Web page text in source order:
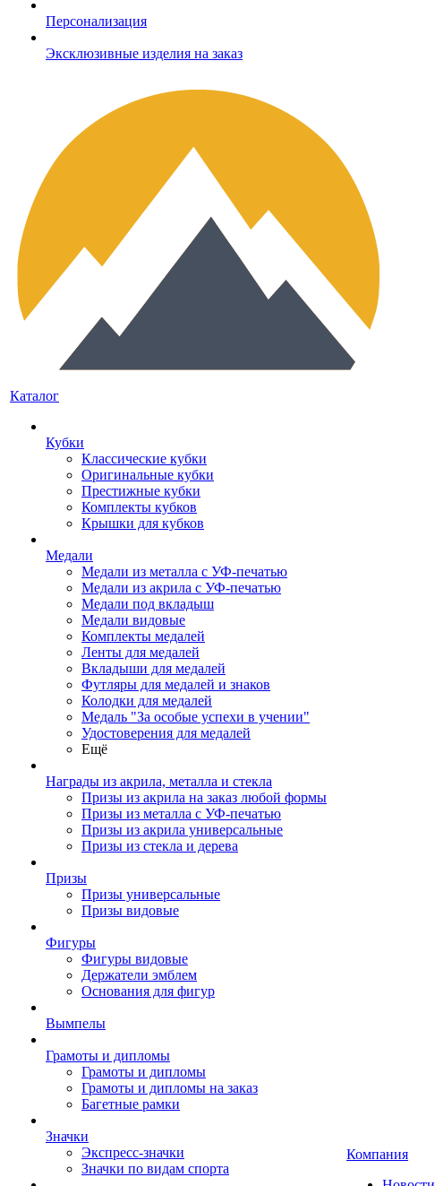
Персонализация
Эксклюзивные изделия на заказ
Каталог
Кубки
Классические кубки
Оригинальные кубки
Престижные кубки
Комплекты кубков
Крышки для кубков
Медали
Медали из металла с УФ-печатью
Медали из акрила с УФ-печатью
Медали под вкладыш
Медали видовые
Комплекты медалей
Ленты для медалей
Вкладыши для медалей
Футляры для медалей и знаков
Колодки для медалей
Медаль "За особые успехи в учении"
Удостоверения для медалей
Ещё
Награды из акрила, металла и стекла
Призы из акрила на заказ любой формы
Призы из металла с УФ-печатью
Призы из акрила универсальные
Призы из стекла и дерева
Призы
Призы универсальные
Призы видовые
Фигуры
Фигуры видовые
Держатели эмблем
Основания для фигур
Вымпелы
Грамоты и дипломы
Грамоты и дипломы
Грамоты и дипломы на заказ
Багетные рамки
Значки
Экспресс-значки
Значки по видам спорта
Компания